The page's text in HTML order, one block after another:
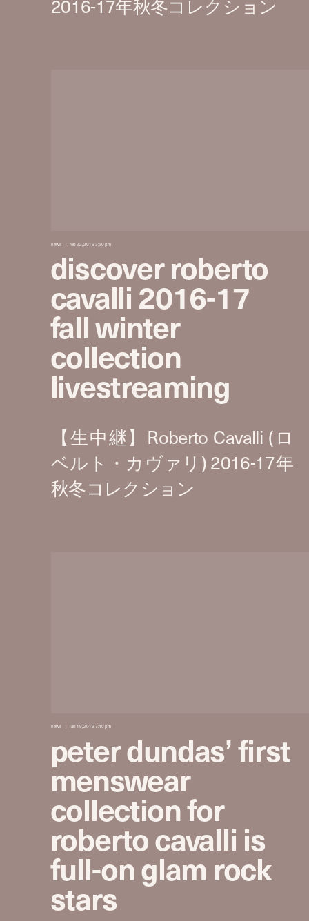
news feb 22, 2016 3:50 pm
discover roberto
cavalli 2016-17
fall winter
collection
livestreaming
news jan 19, 2016 7:40 pm
peter dundas’ first
menswear
collection for
roberto cavalli is
full-on glam rock
stars